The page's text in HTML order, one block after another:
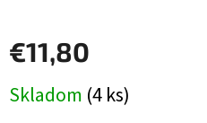
€11,80
cena:
Skladom (4 ks)